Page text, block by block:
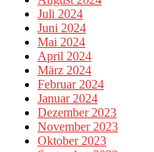
Juli 2024
Juni 2024
Mai 2024
April 2024
März 2024
Februar 2024
Januar 2024
Dezember 2023
November 2023
Oktober 2023